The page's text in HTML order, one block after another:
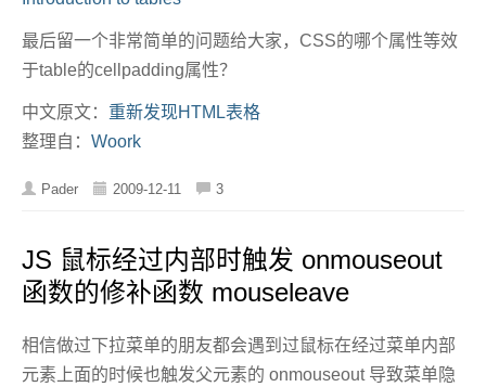
最后留一个非常简单的问题给大家，CSS的哪个属性等效
于table的cellpadding属性？
中文原文： 重新发现HTML表格
整理自： Woork
Pader 2009-12-11 3
JS 鼠标经过内部时触发 onmouseout
函数的修补函数 mouseleave
相信做过下拉菜单的朋友都会遇到过鼠标在经过菜单内部
元素上面的时候也触发父元素的 onmouseout 导致菜单隐